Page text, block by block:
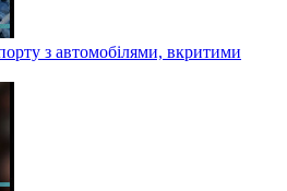
з автомобілями, вкритими